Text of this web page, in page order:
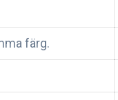
färg.